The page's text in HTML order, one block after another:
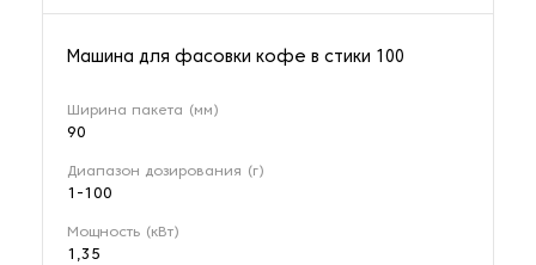
Машина для фасовки кофе в стики 100
Ширина пакета (мм)
90
Диапазон дозирования (г)
1-100
Мощность (кВт)
1,35